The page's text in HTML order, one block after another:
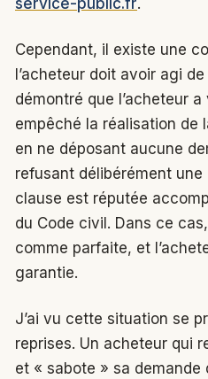
service-public.fr.
Cependant, il existe une
l’acheteur doit avoir agi de
démontré que l’acheteur
empêché la réalisation de
en ne déposant aucune
refusant délibérément
clause est réputée
du Code civil. Dans ce
comme parfaite, et
garantie.
J’ai vu cette situation se
reprises. Un acheteur qui
et « sabote » sa demande